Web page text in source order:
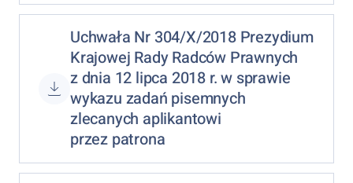
Uchwała Nr 304/X/2018 Prezydium
Krajowej Rady Radców Prawnych
z dnia 12 lipca 2018 r. w sprawie
wykazu zadań pisemnych
zlecanych aplikantowi
przez patrona